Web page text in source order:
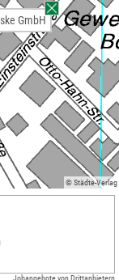
© Städte-Verlag
GmbH
Jobangebote von Drittanbietern